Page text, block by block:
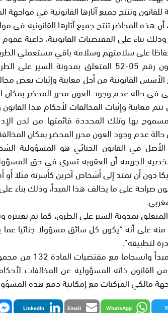
وتنتج جميع آثارها القانونية في مواجهة
أن هذه المحاضر تنتج جميع آثارها القانونية في
بناء على المقتضيات القانونية، داعية
حفاظا على سلامتهم وسلامة باقي مستعملي
وشدد البلاغ على أن القانون رقم 05-52 المتعلق
رقم 14-116 وضع الأسس القانونية من أجل معاينة وإثبات
في حالة عدم وجود العون محرر المحضر بمكان
تتم معاينة وإثبات المخالفات لأحكام هذا
بها وتلك المحددة قائمتها من لدن
عدم وجود العون محرر المحضر بمكان
الأصل في القانون الجنائي هو المسؤولية
الجريمة أن العقوبة تسري في حق
دون أن تمتد إلى أشخاص آخرين كأسرته مثلا أو
كما أن القانون رقم 05-52 المتعلق بمدونة السير على الطرق، كما
حينما نص في المادة 140 منه على أنه “يكون كل سائق مسؤولا
لتطبيقه”.
غير أنه واستثناء من
البلاغ، جعلت المادة 141 من القانون ذاته المسؤولية عن
مالكي المركبات مع إمكانية دفع هذه
WhatsApp
Email
LinkedIn